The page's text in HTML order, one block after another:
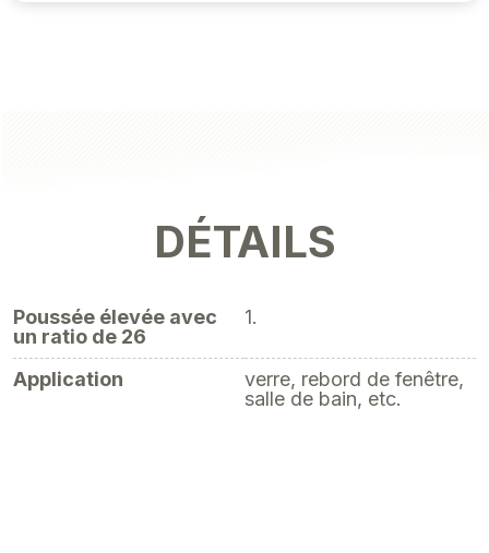
DÉTAILS
Poussée élevée avec
un ratio de 26
1.
Application
verre, rebord de fenêtre,
salle de bain, etc.